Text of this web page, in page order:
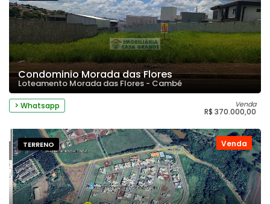
Condominio Morada das Flores
Loteamento Morada das Flores - Cambé
> Whatsapp Venda
R$ 370.000,00
Venda
TERRENO